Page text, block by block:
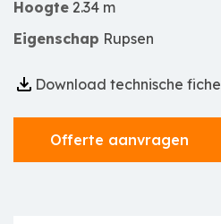
Hoogte 2.34 m
Eigenschap Rupsen
Download technische fiche
Offerte aanvragen